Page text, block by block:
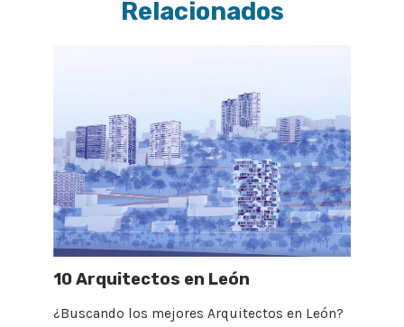
Relacionados
10 Arquitectos en León
¿Buscando los mejores Arquitectos en León?